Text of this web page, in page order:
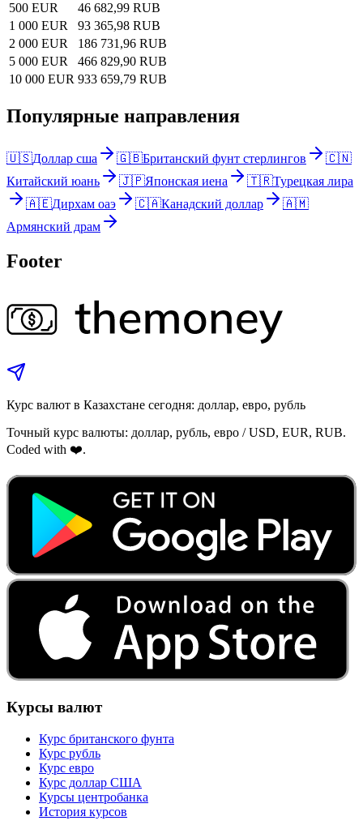
500 EUR
46 682,99 RUB
1 000 EUR
93 365,98 RUB
2 000 EUR
186 731,96 RUB
5 000 EUR
466 829,90 RUB
10 000 EUR 933 659,79 RUB
Популярные направления
🇺🇸Доллар сша 🇬🇧Британский фунт стерлингов
🇨🇳
Китайский юань
🇯🇵Японская иена 🇹🇷Турецкая лира
🇦🇪Дирхам оаэ 🇨🇦Канадский доллар
🇦🇲
Армянский драм
Footer
Курс валют в Казахстане сегодня: доллар, евро, рубль
Точный курс валюты: доллар, рубль, евро / USD, EUR, RUB.
Coded with ❤️.
Курсы валют
Курс британского фунта
Курс рубль
Курс евро
Курс доллар США
Курсы центробанка
История курсов